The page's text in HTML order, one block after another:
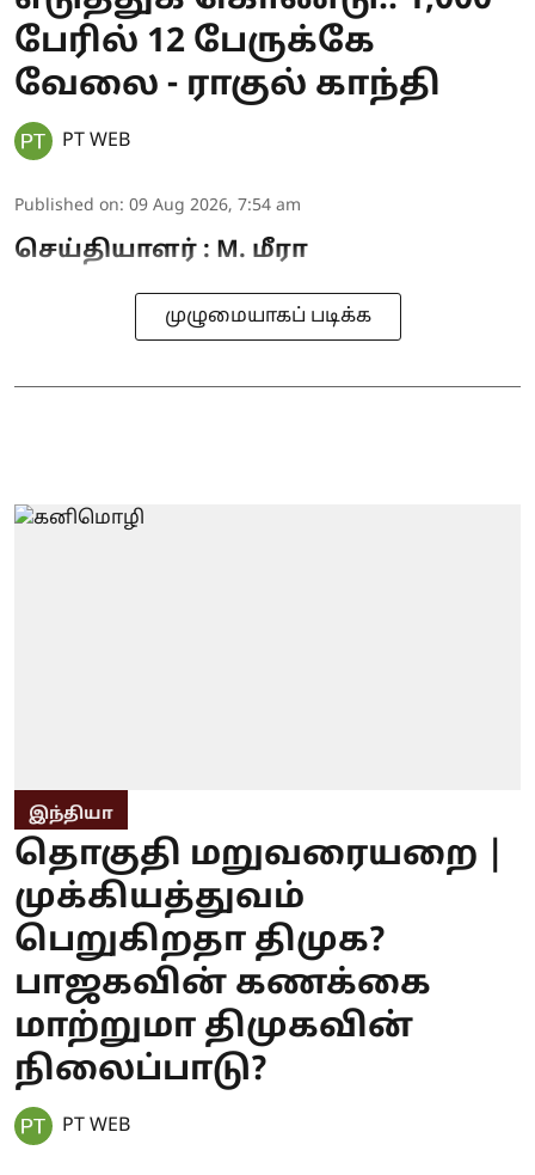
பேரில் 12 பேருக்கே
வேலை - ராகுல் காந்தி
PT WEB
Published on: 09 Aug 2026, 7:54 am
செய்தியாளர் : M. மீரா
முழுமையாகப் படிக்க
இந்தியா
தொகுதி மறுவரையறை |
முக்கியத்துவம்
பெறுகிறதா திமுக?
பாஜகவின் கணக்கை
மாற்றுமா திமுகவின்
நிலைப்பாடு?
PT WEB